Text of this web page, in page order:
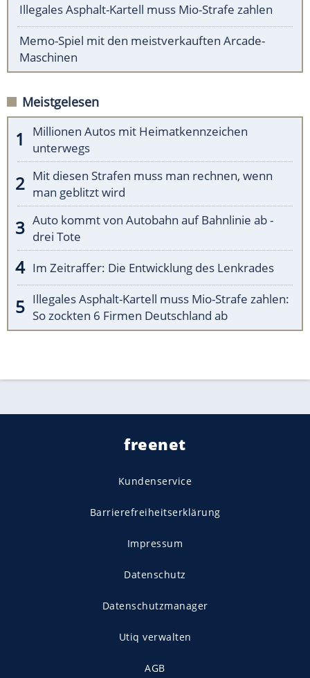
Illegales Asphalt-Kartell muss Mio-Strafe zahlen
Memo-Spiel mit den meistverkauften Arcade-
Maschinen
Meistgelesen
Millionen Autos mit Heimatkennzeichen
unterwegs
Mit diesen Strafen muss man rechnen, wenn
man geblitzt wird
Auto kommt von Autobahn auf Bahnlinie ab -
drei Tote
Im Zeitraffer: Die Entwicklung des Lenkrades
Illegales Asphalt-Kartell muss Mio-Strafe zahlen:
So zockten 6 Firmen Deutschland ab
freenet
Kundenservice
Barrierefreiheitserklärung
Impressum
Datenschutz
Datenschutzmanager
Utiq verwalten
AGB